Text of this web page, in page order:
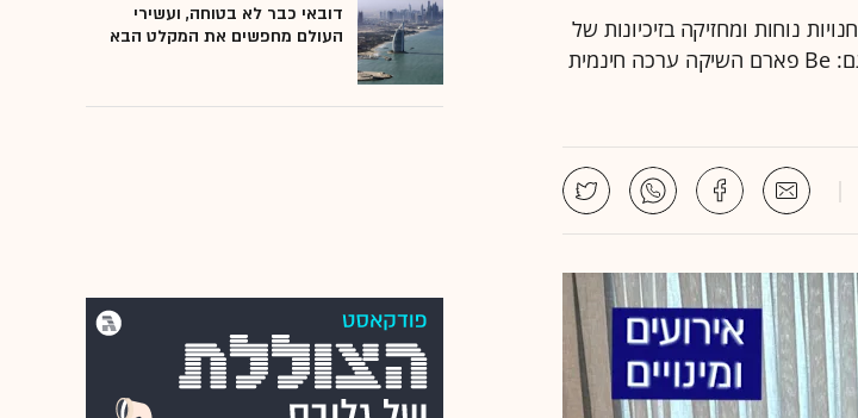
יזם הנדל"ן נפתלי שמשון רכש שליש מחברת קמרי קמעונאות, המפעילה כ־130 חנויות נוחות ומחזיקה בזיכיונות של
מותגים כמו ארקפה וגולדה • גוליבר מציגה את משפיענית ה־AI "מאיה ברקן" • וגם: Be פארם השיקה ערכה חינמית
דובאי כבר לא בטוחה, ועשירי
העולם מחפשים את המקלט הבא